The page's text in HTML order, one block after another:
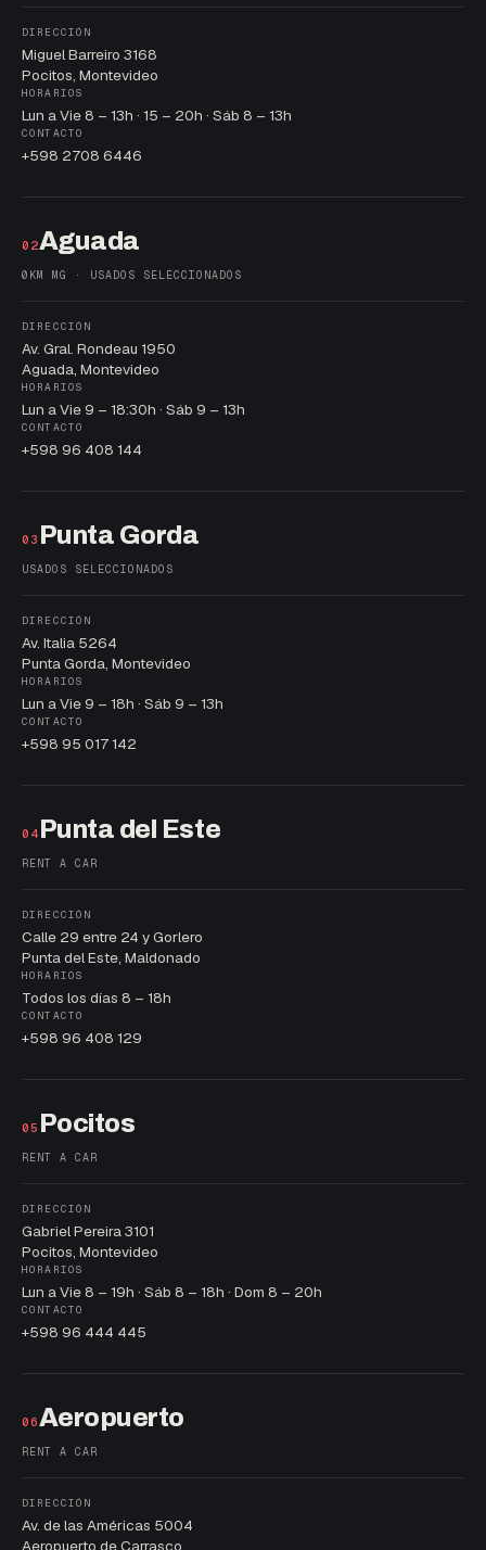
DIRECCIÓN
Miguel Barreiro 3168
Pocitos, Montevideo
HORARIOS
Lun a Vie 8 – 13h · 15 – 20h · Sáb 8 – 13h
CONTACTO
+598 2708 6446
02Aguada
0KM MG · USADOS SELECCIONADOS
DIRECCIÓN
Av. Gral. Rondeau 1950
Aguada, Montevideo
HORARIOS
Lun a Vie 9 – 18:30h · Sáb 9 – 13h
CONTACTO
+598 96 408 144
03 Punta Gorda
USADOS SELECCIONADOS
DIRECCIÓN
Av. Italia 5264
Punta Gorda, Montevideo
HORARIOS
Lun a Vie 9 – 18h · Sáb 9 – 13h
CONTACTO
+598 95 017 142
04 Punta del Este
RENT A CAR
DIRECCIÓN
Calle 29 entre 24 y Gorlero
Punta del Este, Maldonado
HORARIOS
Todos los días 8 – 18h
CONTACTO
+598 96 408 129
05 Pocitos
RENT A CAR
DIRECCIÓN
Gabriel Pereira 3101
Pocitos, Montevideo
HORARIOS
Lun a Vie 8 – 19h · Sáb 8 – 18h · Dom 8 – 20h
CONTACTO
+598 96 444 445
06Aeropuerto
RENT A CAR
DIRECCIÓN
Av. de las Américas 5004
Aeropuerto de Carrasco